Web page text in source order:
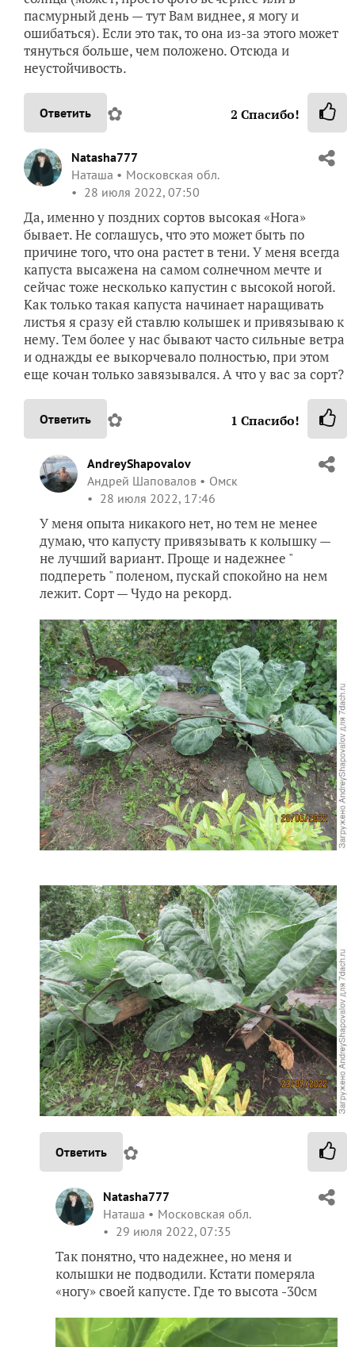
пасмурный день — тут Вам виднее, я могу и
ошибаться). Если это так, то она из-за этого может
тянуться больше, чем положено. Отсюда и
неустойчивость.
Ответить ✿ 2 Спасибо!
Natasha777
Наташа
Московская обл.
28 июля 2022, 07:50
Да, именно у поздних сортов высокая «Нога»
бывает. Не соглашусь, что это может быть по
причине того, что она растет в тени. У меня всегда
капуста высажена на самом солнечном мечте и
сейчас тоже несколько капустин с высокой ногой.
Как только такая капуста начинает наращивать
листья я сразу ей ставлю колышек и привязываю к
нему. Тем более у нас бывают часто сильные ветра
и однажды ее выкорчевало полностью, при этом
еще кочан только завязывался. А что у вас за сорт?
Ответить ✿ 1 Спасибо!
AndreyShapovalov
Андрей Шаповалов
Омск
28 июля 2022, 17:46
У меня опыта никакого нет, но тем не менее
думаю, что капусту привязывать к колышку —
не лучший вариант. Проще и надежнее "
подпереть " поленом, пускай спокойно на нем
лежит. Сорт — Чудо на рекорд.
Ответить ✿
Natasha777
Наташа
Московская обл.
29 июля 2022, 07:35
Так понятно, что надежнее, но меня и
колышки не подводили. Кстати померяла
«ногу» своей капусте. Где то высота -30см